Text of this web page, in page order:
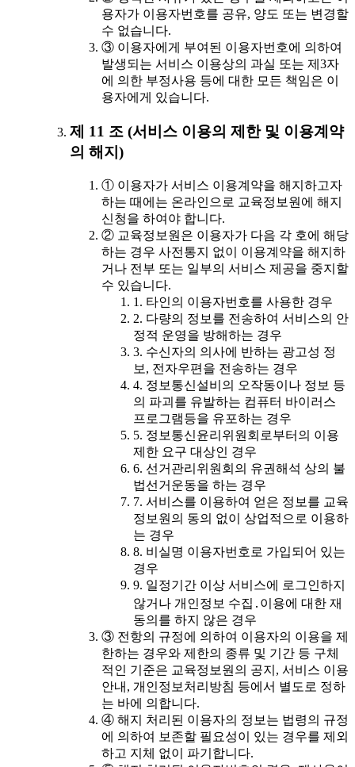
용자가 이용자번호를 공유, 양도 또는 변경할
수 없습니다.
③ 이용자에게 부여된 이용자번호에 의하여
발생되는 서비스 이용상의 과실 또는 제3자
에 의한 부정사용 등에 대한 모든 책임은 이
용자에게 있습니다.
제 11 조 (서비스 이용의 제한 및 이용계약
의 해지)
① 이용자가 서비스 이용계약을 해지하고자
하는 때에는 온라인으로 교육정보원에 해지
신청을 하여야 합니다.
② 교육정보원은 이용자가 다음 각 호에 해당
하는 경우 사전통지 없이 이용계약을 해지하
거나 전부 또는 일부의 서비스 제공을 중지할
수 있습니다.
1. 타인의 이용자번호를 사용한 경우
2. 다량의 정보를 전송하여 서비스의 안
정적 운영을 방해하는 경우
3. 수신자의 의사에 반하는 광고성 정
보, 전자우편을 전송하는 경우
4. 정보통신설비의 오작동이나 정보 등
의 파괴를 유발하는 컴퓨터 바이러스
프로그램등을 유포하는 경우
5. 정보통신윤리위원회로부터의 이용
제한 요구 대상인 경우
6. 선거관리위원회의 유권해석 상의 불
법선거운동을 하는 경우
7. 서비스를 이용하여 얻은 정보를 교육
정보원의 동의 없이 상업적으로 이용하
는 경우
8. 비실명 이용자번호로 가입되어 있는
경우
9. 일정기간 이상 서비스에 로그인하지
않거나 개인정보 수집․이용에 대한 재
동의를 하지 않은 경우
③ 전항의 규정에 의하여 이용자의 이용을 제
한하는 경우와 제한의 종류 및 기간 등 구체
적인 기준은 교육정보원의 공지, 서비스 이용
안내, 개인정보처리방침 등에서 별도로 정하
는 바에 의합니다.
④ 해지 처리된 이용자의 정보는 법령의 규정
에 의하여 보존할 필요성이 있는 경우를 제외
하고 지체 없이 파기합니다.